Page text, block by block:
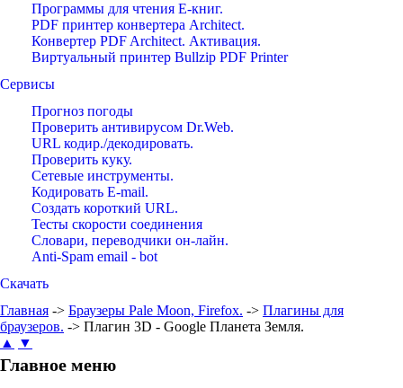
Программы для чтения Е-книг.
PDF принтер конвертера Architect.
Конвертер PDF Architect. Активация.
Виртуальный принтер Bullzip PDF Printer
Сервисы
Прогноз погоды
Проверить антивирусом Dr.Web.
URL кодир./декодировать.
Проверить куку.
Сетевые инструменты.
Кодировать E-mail.
Создать короткий URL.
Тесты скорости соединения
Словари, переводчики он-лайн.
Anti-Spam email - bot
Скачать
Главная -> Браузеры Pale Moon, Firefox. -> Плагины для
браузеров. -> Плагин 3D - Google Планета Земля.
▲
▼
Главное меню